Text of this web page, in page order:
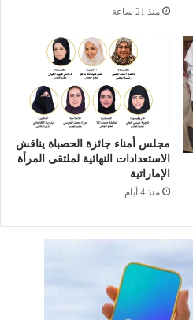
منذ 21 ساعة
مجلس أمناء جائزة الحصباة يناقش
الاستعدادات النهائية لملتقى المرأة
الإماراتية
منذ 4 أيام